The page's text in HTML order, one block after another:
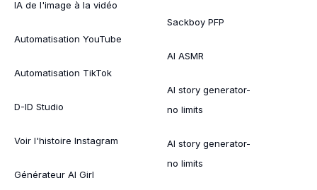
IA de l'image à la vidéo
Automatisation YouTube
Automatisation TikTok
D-ID Studio
Voir l'histoire Instagram
Générateur AI Girl
Sackboy PFP
AI ASMR
AI story generator-
no limits
AI story generator-
no limits